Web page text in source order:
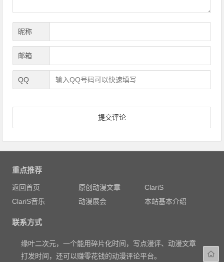
昵称
邮箱
QQ
重点推荐
返回首页 原创动漫文章
ClariS
ClariS音乐
动漫展会 本站基本介绍
联系方式
缘叶二次元，一个能用碎片化时间，写点漫评、动漫文章
打发时间，还可以赚零花钱的动漫评论平台。